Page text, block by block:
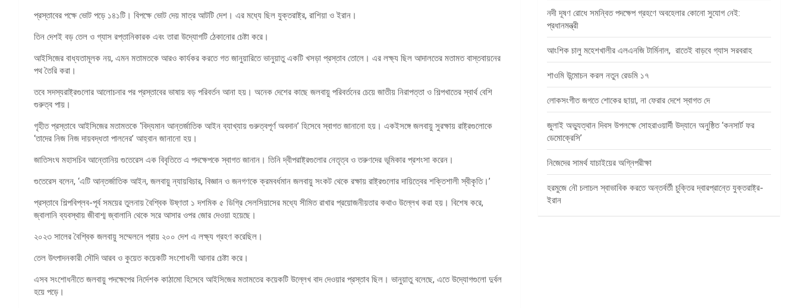
প্রস্তাবের পক্ষে ভোট পড়ে ১৪১টি। বিপক্ষে ভোট দেয় মাত্র আটটি দেশ। এর মধ্যে ছিল যুক্তরাষ্ট্র, রাশিয়া ও ইরান।
তিন দেশই বড় তেল ও গ্যাস রপ্তানিকারক এবং তারা উদ্যোগটি ঠেকানোর চেষ্টা করে।
আইসিজের বাধ্যতামূলক নয়, এমন মতামতকে আরও কার্যকর করতে গত জানুয়ারিতে ভানুয়াতু একটি খসড়া প্রস্তাব তোলে। এর লক্ষ্য ছিল আদালতের মতামত বাস্তবায়নের
পথ তৈরি করা।
তবে সদস্যরাষ্ট্রগুলোর আলোচনার পর প্রস্তাবের ভাষায় বড় পরিবর্তন আনা হয়। অনেক দেশের কাছে জলবায়ু পরিবর্তনের চেয়ে জাতীয় নিরাপত্তা ও শিল্পখাতের স্বার্থ বেশি
গুরুত্ব পায়।
গৃহীত প্রস্তাবে আইসিজের মতামতকে ‘বিদ্যমান আন্তর্জাতিক আইন ব্যাখ্যায় গুরুত্বপূর্ণ অবদান’ হিসেবে স্বাগত জানানো হয়। একইসঙ্গে জলবায়ু সুরক্ষায় রাষ্ট্রগুলোকে
‘তাদের নিজ নিজ দায়বদ্ধতা পালনের’ আহ্বান জানানো হয়।
জাতিসংঘ মহাসচিব আন্তোনিয় গুতেরেস এক বিবৃতিতে এ পদক্ষেপকে স্বাগত জানান। তিনি দ্বীপরাষ্ট্রগুলোর নেতৃত্ব ও তরুণদের ভূমিকার প্রশংসা করেন।
গুতেরেস বলেন, ‘এটি আন্তর্জাতিক আইন, জলবায়ু ন্যায়বিচার, বিজ্ঞান ও জনগণকে ক্রমবর্ধমান জলবায়ু সংকট থেকে রক্ষায় রাষ্ট্রগুলোর দায়িত্বের শক্তিশালী স্বীকৃতি।’
প্রস্তাবে শিল্পবিপ্লব-পূর্ব সময়ের তুলনায় বৈশ্বিক উষ্ণতা ১ দশমিক ৫ ডিগ্রি সেলসিয়াসের মধ্যে সীমিত রাখার প্রয়োজনীয়তার কথাও উল্লেখ করা হয়। বিশেষ করে,
জ্বালানি ব্যবস্থায় জীবাশ্ম জ্বালানি থেকে সরে আসার ওপর জোর দেওয়া হয়েছে।
২০২৩ সালের বৈশ্বিক জলবায়ু সম্মেলনে প্রায় ২০০ দেশ এ লক্ষ্য গ্রহণ করেছিল।
তেল উৎপাদনকারী সৌদি আরব ও কুয়েত কয়েকটি সংশোধনী আনার চেষ্টা করে।
এসব সংশোধনীতে জলবায়ু পদক্ষেপের নির্দেশক কাঠামো হিসেবে আইসিজের মতামতের কয়েকটি উল্লেখ বাদ দেওয়ার প্রস্তাব ছিল। ভানুয়াতু বলেছে, এতে উদ্যোগগুলো দুর্বল
হয়ে পড়ে।
নদী দূষণ রোধে সমন্বিত পদক্ষেপ গ্রহণে অবহেলার কোনো সুযোগ নেই:
প্রধানমন্ত্রী
আংশিক চালু মহেশখালীর এলএনজি টার্মিনাল, রাতেই বাড়বে গ্যাস সরবরাহ
শাওমি উন্মোচন করল নতুন রেডমি ১৭
লোকসংগীত জগতে শোকের ছায়া, না ফেরার দেশে স্বাগত দে
জুলাই অভ্যুত্থান দিবস উপলক্ষে সোহরাওয়ার্দী উদ্যানে অনুষ্ঠিত ‘কনসার্ট ফর
ডেমোক্রেসি’
নিজেদের সামর্থ যাচাইয়ের অগ্নিপরীক্ষা
হরমুজে নৌ চলাচল স্বাভাবিক করতে অন্তর্বর্তী চুক্তির দ্বারপ্রান্তে যুক্তরাষ্ট্র-
ইরান